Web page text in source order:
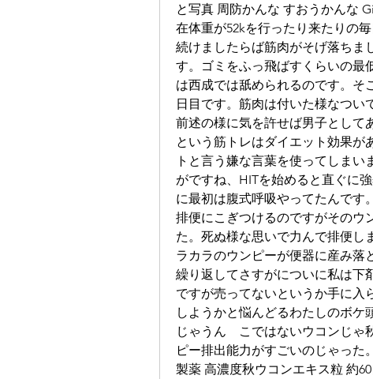
と写真 周防かんな すおうかんな
在体重が52kを行ったり来たりの
続けましたらば筋肉がそげ落ちま
す。ゴミをふっ飛ばすくらいの最
は西成では舐められるのです。そ
日目です。筋肉は付いた様なつい
前述の様に気を許せば男子として
という筋トレはダイエット効果が
トと言う嫌な言葉を使ってしま
がですね、HITを始めると直ぐに
に最初は腹式呼吸やってたんです
排便にこぎつけるのですがそのウ
た。死ぬ様な思いで力んで排便し
ラカラのウンピーが便器に産み落
繰り返してさすがについに私は下
ですが売ってないというか手に入
しようかと悩んどるわたしのボ
じゃうん　こではないウコンじ
ピー排出能力がすごいのじゃっ
製薬 高濃度秋ウコンエキス粒 約